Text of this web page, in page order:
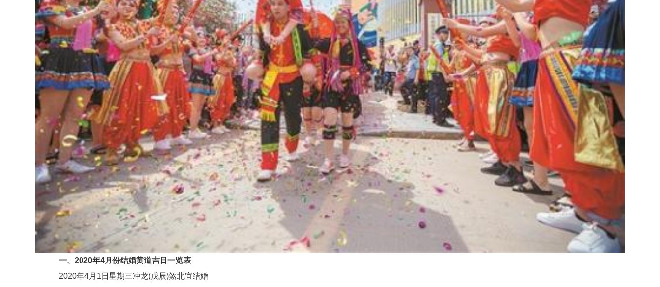
一、2020年4月份结婚黄道吉日一览表
2020年4月1日星期三冲龙(戊辰)煞北宜结婚